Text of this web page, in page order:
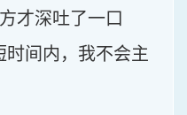
才深吐了一口
时间内，我不会主